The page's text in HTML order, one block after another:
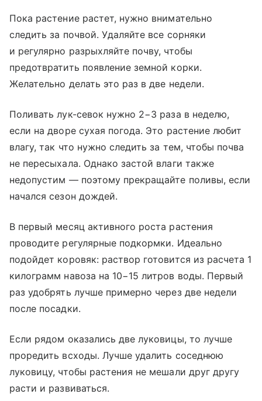
Пока растение растет, нужно внимательно
следить за почвой. Удаляйте все сорняки
и регулярно разрыхляйте почву, чтобы
предотвратить появление земной корки.
Желательно делать это раз в две недели.
Поливать лук-севок нужно 2−3 раза в неделю,
если на дворе сухая погода. Это растение любит
влагу, так что нужно следить за тем, чтобы почва
не пересыхала. Однако застой влаги также
недопустим — поэтому прекращайте поливы, если
начался сезон дождей.
В первый месяц активного роста растения
проводите регулярные подкормки. Идеально
подойдет коровяк: раствор готовится из расчета 1
килограмм навоза на 10−15 литров воды. Первый
раз удобрять лучше примерно через две недели
после посадки.
Если рядом оказались две луковицы, то лучше
проредить всходы. Лучше удалить соседнюю
луковицу, чтобы растения не мешали друг другу
расти и развиваться.